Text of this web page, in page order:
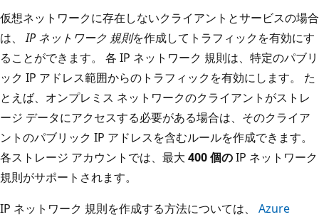
仮想ネットワークに存在しないクライアントとサービスの場合
は、IP ネットワーク 規則を作成してトラフィックを有効にす
ることができます。 各 IP ネットワーク 規則は、特定のパブリ
ック IP アドレス範囲からのトラフィックを有効にします。 た
とえば、オンプレミス ネットワークのクライアントがストレ
ージ データにアクセスする必要がある場合は、そのクライア
ントのパブリック IP アドレスを含むルールを作成できます。
各ストレージ アカウントでは、最大 400 個のIP ネットワーク
規則がサポートされます。
IP ネットワーク 規則を作成する方法については、 Azure